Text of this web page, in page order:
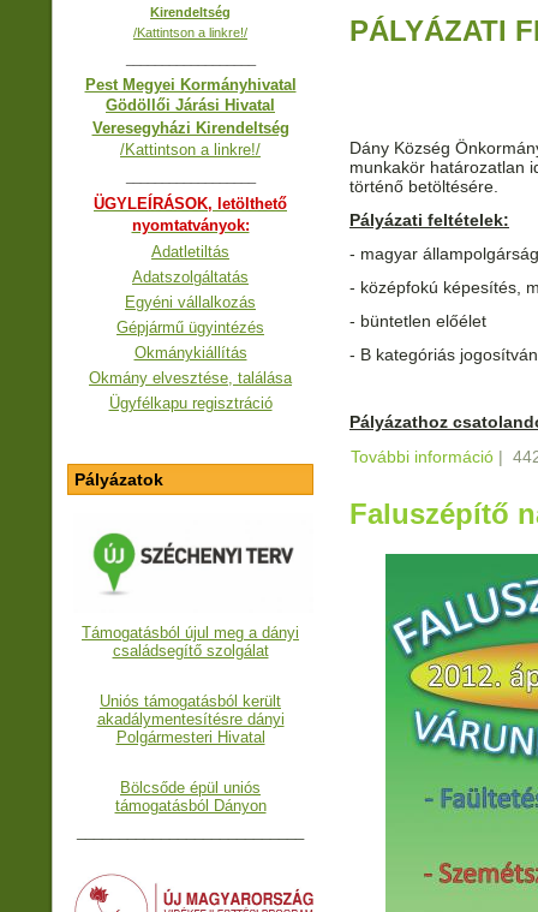
Kirendeltség
/Kattintson a linkre!/
Pest Megyei Kormányhivatal
Gödöllői Járási Hivatal
Veresegyházi Kirendeltség
/Kattintson a linkre!/
ÜGYLEÍRÁSOK, letölthető
nyomtatványok:
Adatletiltás
Adatszolgáltatás
Egyéni vállalkozás
Gépjármű ügyintézés
Okmánykiállítás
Okmány elvesztése, találása
Ügyfélkapu regisztráció
Pályázatok
Támogatásból újul meg a dányi
családsegítő szolgálat
Uniós támogatásból került
akadálymentesítésre dányi
Polgármesteri Hivatal
Bölcsőde épül uniós
támogatásból Dányon
PÁLYÁZATI
Dány Község
munkakör határozatlan
történő betöltésére.
Pályázati feltételek:
- magyar állampolgárság
- középfokú képesítés,
-
- B kategóriás
Pályázathoz
További információ |
Faluszépítő